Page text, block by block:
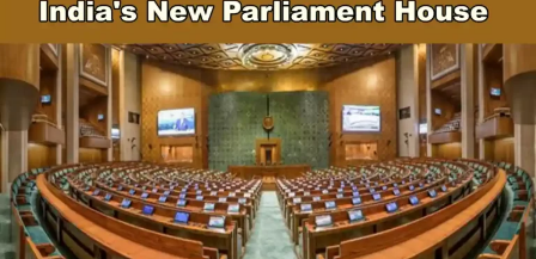
(b) 1300
(c) 1415
(d) 1400
Ans-b
Q.5-हाल ही में (NIA) राष्ट्रीय सुरक्षा एजेन्सी ने किस देश की खुफिया
एजेन्सी के साथ खलिस्तानी समर्थको कि जानकारी साक्षा करने के लिए
a. Maharashtra / महाराष्ट्र
b. Bihar/बिहार
c. Himachal / हिमाचल
d. Uttarakhand / उत्तराखंड
Ans-c